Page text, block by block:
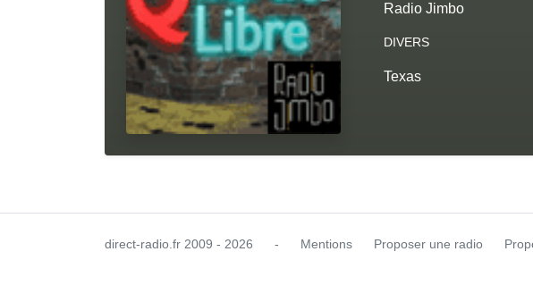
Radio Jimbo
DIVERS
Texas
direct-radio.fr 2009 - 2026 - Mentions Proposer une radio